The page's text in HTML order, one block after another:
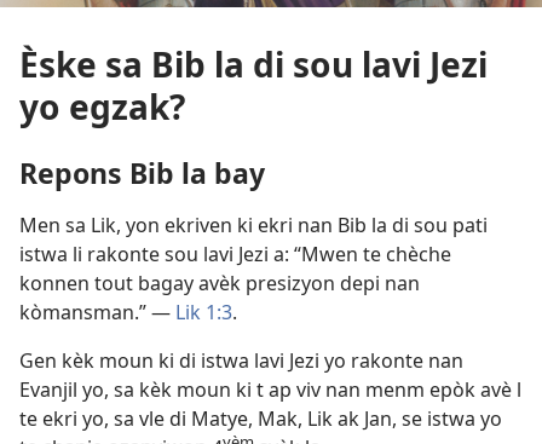
Èske sa Bib la di sou lavi Jezi
yo egzak?
Repons Bib la bay
Men sa Lik, yon ekriven ki ekri nan Bib la di sou pati
istwa li rakonte sou lavi Jezi a: “Mwen te chèche
konnen tout bagay avèk presizyon depi nan
kòmansman.” — Lik 1:3.
Gen kèk moun ki di istwa lavi Jezi yo rakonte nan
Evanjil yo, sa kèk moun ki t ap viv nan menm epòk avè l
te ekri yo, sa vle di Matye, Mak, Lik ak Jan, se istwa yo